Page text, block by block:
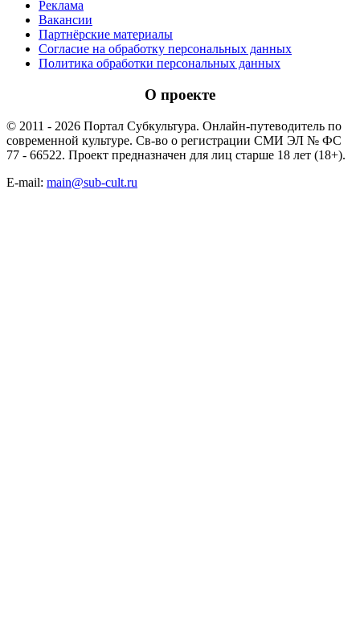
Реклама
Вакансии
Партнёрские материалы
Согласие на обработку персональных данных
Политика обработки персональных данных
О проекте
© 2011 - 2026 Портал Субкультура. Онлайн-путеводитель по
современной культуре. Св-во о регистрации СМИ ЭЛ № ФС
77 - 66522. Проект предназначен для лиц старше 18 лет (18+).
E-mail: main@sub-cult.ru